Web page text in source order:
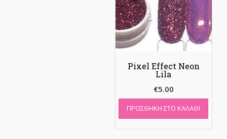
Pixel Effect Neon
Lila
€5.00
ΠΡΟΣΘΉΚΗ ΣΤΟ ΚΑΛΆΘΙ